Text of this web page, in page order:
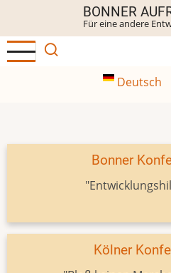
Inhalt
BONNER
Für eine andere
Deutsch
Bonner
Kölner